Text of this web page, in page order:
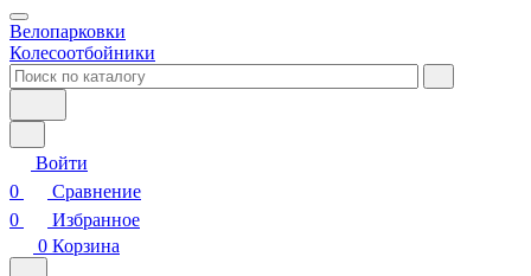
Велопарковки
Колесоотбойники
Войти
0
Сравнение
0
Избранное
0 Корзина